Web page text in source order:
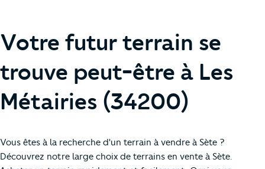
Votre futur terrain se
trouve peut-être à Les
Métairies (34200)
Vous êtes à la recherche d'un terrain à vendre à Sète ?
Découvrez notre large choix de terrains en vente à Sète.